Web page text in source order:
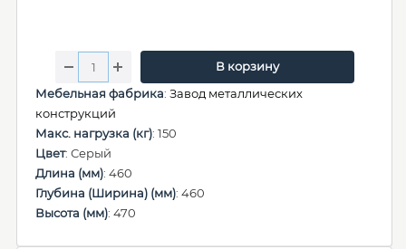
В корзину
Мебельная фабрика: Завод металлических
конструкций
Макс. нагрузка (кг): 150
Цвет: Серый
Длина (мм): 460
Глубина (Ширина) (мм): 460
Высота (мм): 470